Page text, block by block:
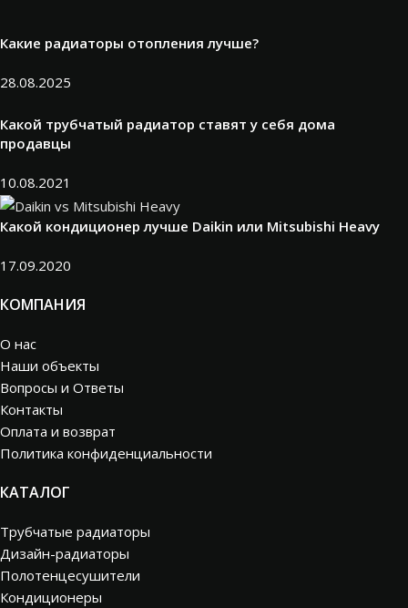
Какие радиаторы отопления лучше?
28.08.2025
Какой трубчатый радиатор ставят у себя дома
продавцы
10.08.2021
Какой кондиционер лучше Daikin или Mitsubishi Heavy
17.09.2020
КОМПАНИЯ
О нас
Наши объекты
Вопросы и Ответы
Контакты
Оплата и возврат
Политика конфиденциальности
КАТАЛОГ
Трубчатые радиаторы
Дизайн-радиаторы
Полотенцесушители
Кондиционеры